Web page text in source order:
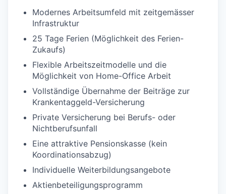
Modernes Arbeitsumfeld mit zeitgemässer
Infrastruktur
25 Tage Ferien (Möglichkeit des Ferien-
Zukaufs)
Flexible Arbeitszeitmodelle und die
Möglichkeit von Home-Office Arbeit
Vollständige Übernahme der Beiträge zur
Krankentaggeld-Versicherung
Private Versicherung bei Berufs- oder
Nichtberufsunfall
Eine attraktive Pensionskasse (kein
Koordinationsabzug)
Individuelle Weiterbildungsangebote
Aktienbeteiligungsprogramm